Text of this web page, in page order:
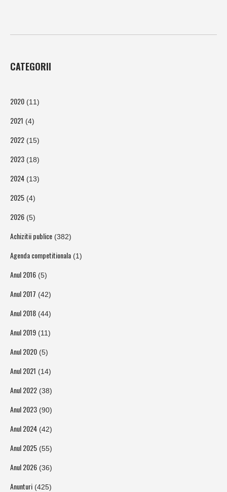
CATEGORII
2020 (11)
2021 (4)
2022 (15)
2023 (18)
2024 (13)
2025 (4)
2026 (5)
Achizitii publice (382)
Agenda competitionala (1)
Anul 2016 (5)
Anul 2017 (42)
Anul 2018 (44)
Anul 2019 (11)
Anul 2020 (5)
Anul 2021 (14)
Anul 2022 (38)
Anul 2023 (90)
Anul 2024 (42)
Anul 2025 (55)
Anul 2026 (36)
Anunturi (425)